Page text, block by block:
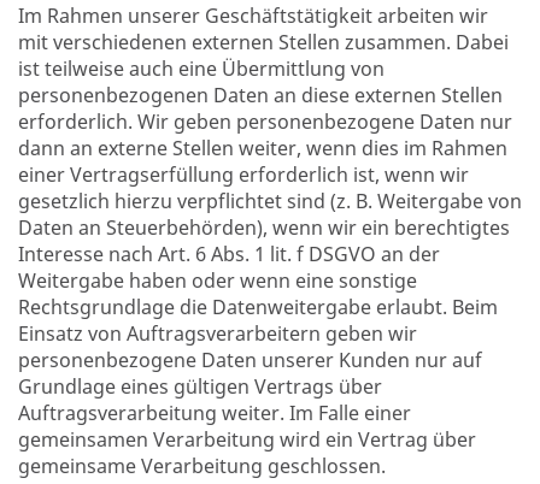
Im Rahmen unserer Geschäftstätigkeit arbeiten wir
mit verschiedenen externen Stellen zusammen. Dabei
ist teilweise auch eine Übermittlung von
personenbezogenen Daten an diese externen Stellen
erforderlich. Wir geben personenbezogene Daten nur
dann an externe Stellen weiter, wenn dies im Rahmen
einer Vertragserfüllung erforderlich ist, wenn wir
gesetzlich hierzu verpflichtet sind (z. B. Weitergabe von
Daten an Steuerbehörden), wenn wir ein berechtigtes
Interesse nach Art. 6 Abs. 1 lit. f DSGVO an der
Weitergabe haben oder wenn eine sonstige
Rechtsgrundlage die Datenweitergabe erlaubt. Beim
Einsatz von Auftragsverarbeitern geben wir
personenbezogene Daten unserer Kunden nur auf
Grundlage eines gültigen Vertrags über
Auftragsverarbeitung weiter. Im Falle einer
gemeinsamen Verarbeitung wird ein Vertrag über
gemeinsame Verarbeitung geschlossen.